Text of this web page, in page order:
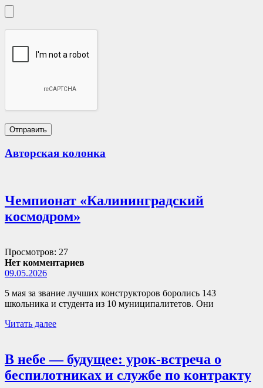
Авторская колонка
Чемпионат «Калининградский
космодром»
Просмотров: 27
Нет комментариев
09.05.2026
5 мая за звание лучших конструкторов боролись 143
школьника и студента из 10 муниципалитетов. Они
Читать далее
В небе — будущее: урок-встреча о
беспилотниках и службе по контракту